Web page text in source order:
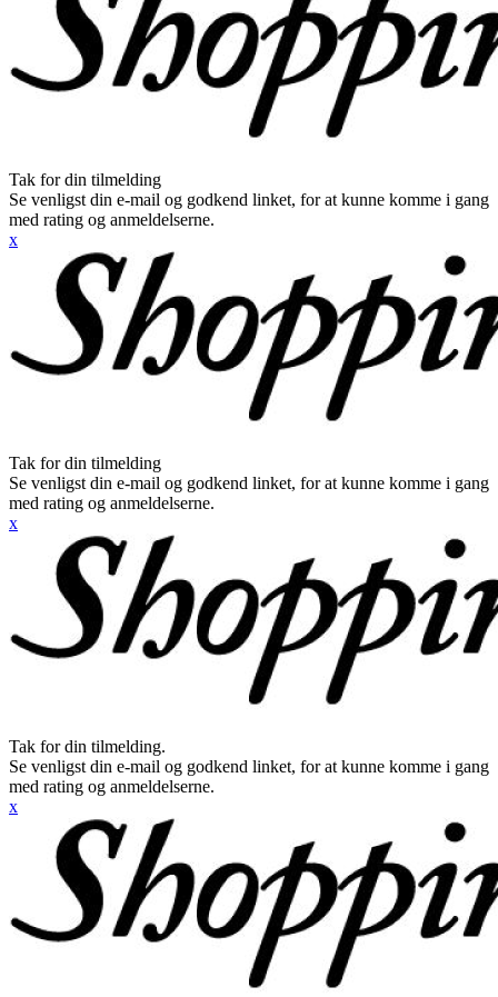
Tak for din tilmelding
Se venligst din e-mail og godkend linket, for at kunne komme i gang
med rating og anmeldelserne.
x
Tak for din tilmelding
Se venligst din e-mail og godkend linket, for at kunne komme i gang
med rating og anmeldelserne.
x
Tak for din tilmelding.
Se venligst din e-mail og godkend linket, for at kunne komme i gang
med rating og anmeldelserne.
x